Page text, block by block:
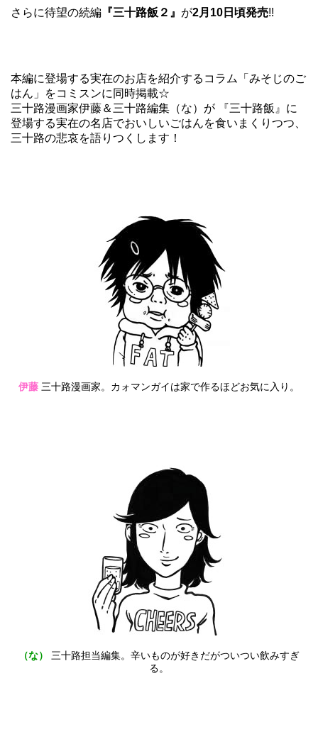
さらに待望の続編 『三十路飯２』 が2月10日頃発売!!
本編に登場する実在のお店を紹介するコラム「みそじのご
はん」をコミスンに同時掲載☆
三十路漫画家伊藤＆三十路編集（な）が 『三十路飯』に
登場する実在の名店でおいしいごはんを食いまくりつつ、
三十路の悲哀を語りつくします！
伊藤 三十路漫画家。カォマンガイは家で作るほどお気に入り。
（な）
三十路担当編集。辛いものが好きだがついつい飲みすぎ
る。